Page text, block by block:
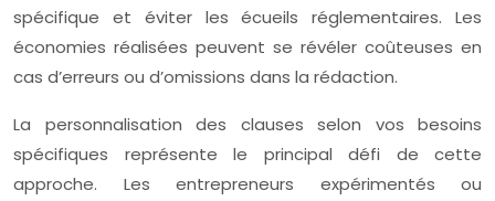
spécifique et éviter les écueils réglementaires. Les
économies réalisées peuvent se révéler coûteuses en
cas d’erreurs ou d’omissions dans la rédaction.
La personnalisation des clauses selon vos besoins
spécifiques représente le principal défi de cette
approche. Les entrepreneurs expérimentés ou